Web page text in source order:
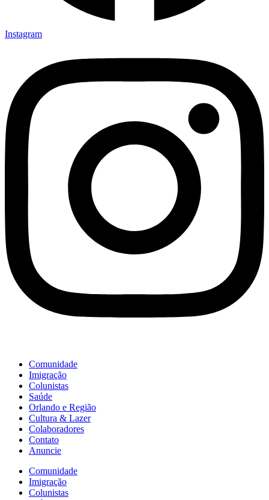
Instagram
Comunidade
Imigração
Colunistas
Saúde
Orlando e Região
Cultura & Lazer
Colaboradores
Contato
Anuncie
Comunidade
Imigração
Colunistas